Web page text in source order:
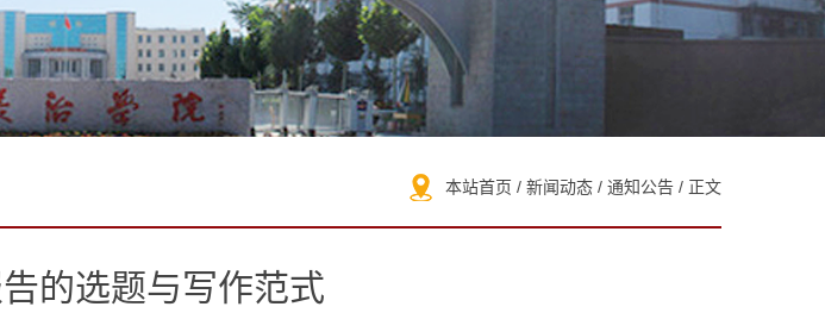
本站首页 / 新闻动态 / 通知公告 / 正文
的选题与写作范式